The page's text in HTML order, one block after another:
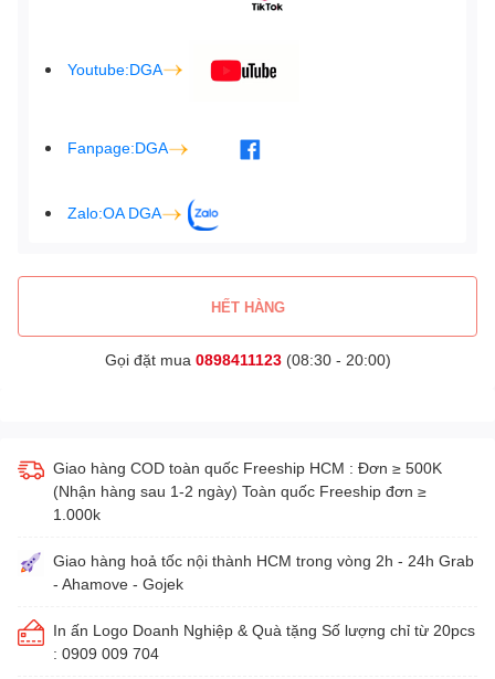
Youtube:DGA
Fanpage:DGA
Zalo:OA DGA
HẾT HÀNG
Gọi đặt mua 0898411123(08:30 - 20:00)
Giao hàng COD toàn quốc Freeship HCM : Đơn ≥ 500K
(Nhận hàng sau 1-2 ngày) Toàn quốc Freeship đơn ≥
1.000k
Giao hàng hoả tốc nội thành HCM trong vòng 2h - 24h Grab
- Ahamove - Gojek
In ấn Logo Doanh Nghiệp & Quà tặng Số lượng chỉ từ 20pcs
: 0909 009 704